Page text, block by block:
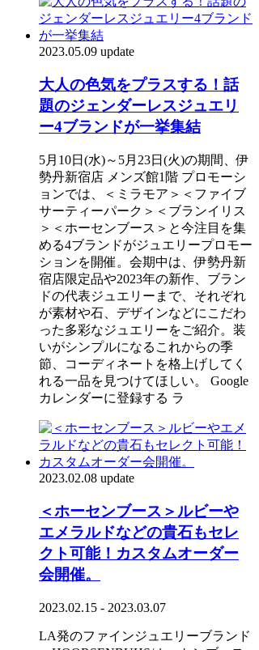
2023.05.09 update
大人の色気をプラスする！話
題のジェンダーレスジュエリ
ー4ブランドが一挙集結
5月10日(水)～5月23日(火)の期間、伊
勢丹新宿店 メンズ館1階 プロモーシ
ョンでは、＜ミラモア＞＜ファイブ
サーティーパーク＞＜ブランイリス
＞＜ホーセンブース＞と今注目を集
める4ブランドがジュエリープロモー
ションを開催。会期中は、伊勢丹新
宿店限定品や2023年の新作、ブラン
ドの代表ジュエリーまで、それぞれ
が素材や石、デザインなどにこだわ
った多彩なジュエリーをご紹介。装
いがシンプルになるこれからの季
節、コーディネートを格上げしてく
れる一品を見つけてほしい。 Google
カレンダーに登録する ラ
2023.02.08 update
＜ホーセンブース＞ルビーや
エメラルドなどの貴石もセレ
クト可能！カスタムオーダー
会開催。
2023.02.15 - 2023.03.07
LA発のファインジュエリーブランド